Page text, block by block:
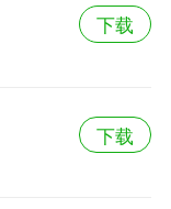
下载
下载